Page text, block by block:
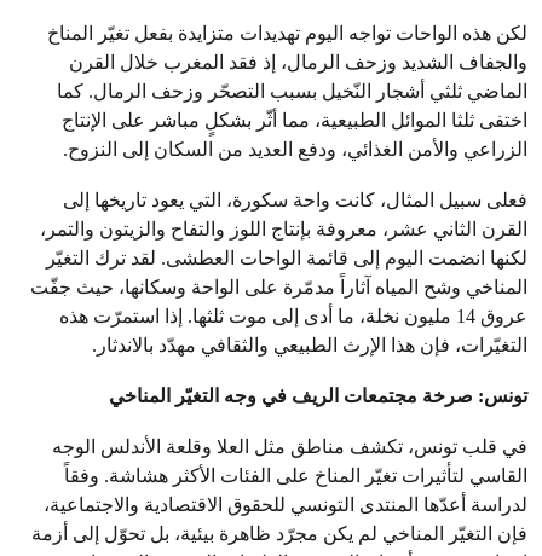
لكن هذه الواحات تواجه اليوم تهديدات متزايدة بفعل تغيّر المناخ
والجفاف الشديد وزحف الرمال، إذ فقد المغرب خلال القرن
الماضي ثلثي أشجار النّخيل بسبب التصحّر وزحف الرمال. كما
اختفى ثلثا الموائل الطبيعية، مما أثّر بشكلٍ مباشر على الإنتاج
الزراعي والأمن الغذائي، ودفع العديد من السكان إلى النزوح.
فعلى سبيل المثال، كانت واحة سكورة، التي يعود تاريخها إلى
القرن الثاني عشر، معروفة بإنتاج اللوز والتفاح والزيتون والتمر،
لكنها انضمت اليوم إلى قائمة الواحات العطشى. لقد ترك التغيّر
المناخي وشح المياه آثاراً مدمّرة على الواحة وسكانها، حيث جفّت
عروق 14 مليون نخلة، ما أدى إلى موت ثلثها. إذا استمرّت هذه
التغيّرات، فإن هذا الإرث الطبيعي والثقافي مهدّد بالاندثار.
تونس: صرخة مجتمعات الريف في وجه التغيّر المناخي
في قلب تونس، تكشف مناطق مثل العلا وقلعة الأندلس الوجه
القاسي لتأثيرات تغيّر المناخ على الفئات الأكثر هشاشة. وفقاً
لدراسة أعدّها المنتدى التونسي للحقوق الاقتصادية والاجتماعية،
فإن التغيّر المناخي لم يكن مجرّد ظاهرة بيئية، بل تحوّل إلى أزمة